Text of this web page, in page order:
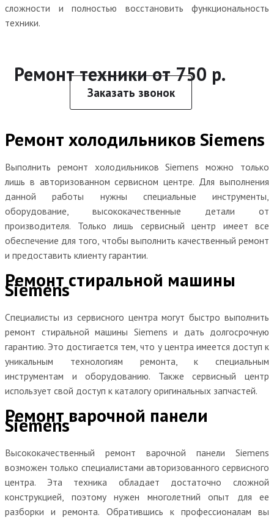
сложности и полностью восстановить функциональность
техники.
Ремонт техники от 750 р.
Заказать звонок
Ремонт холодильников Siemens
Выполнить ремонт холодильников Siemens можно только
лишь в авторизованном сервисном центре. Для выполнения
данной работы нужны специальные инструменты,
оборудование, высококачественные детали от
производителя. Только лишь сервисный центр имеет все
обеспечение для того, чтобы выполнить качественный ремонт
и предоставить клиенту гарантии.
Ремонт стиральной машины
Siemens
Специалисты из сервисного центра могут быстро выполнить
ремонт стиральной машины Siemens и дать долгосрочную
гарантию. Это достигается тем, что у центра имеется доступ к
уникальным технологиям ремонта, к специальным
инструментам и оборудованию. Также сервисный центр
использует свой доступ к каталогу оригинальных запчастей.
Ремонт варочной панели
Siemens
Высококачественный ремонт варочной панели Siemens
возможен только специалистами авторизованного сервисного
центра. Эта техника обладает достаточно сложной
конструкцией, поэтому нужен многолетний опыт для ее
разборки и ремонта. Обратившись к профессионалам вы